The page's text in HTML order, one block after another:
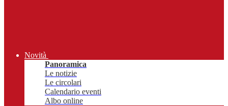
Novità
Panoramica
Le notizie
Le circolari
Calendario eventi
Albo online